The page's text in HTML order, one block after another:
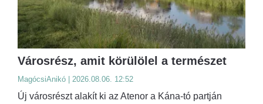
Városrész, amit körülölel a természet
MagócsiAnikó | 2026.08.06. 12:52
Új városrészt alakít ki az Atenor a Kána-tó partján